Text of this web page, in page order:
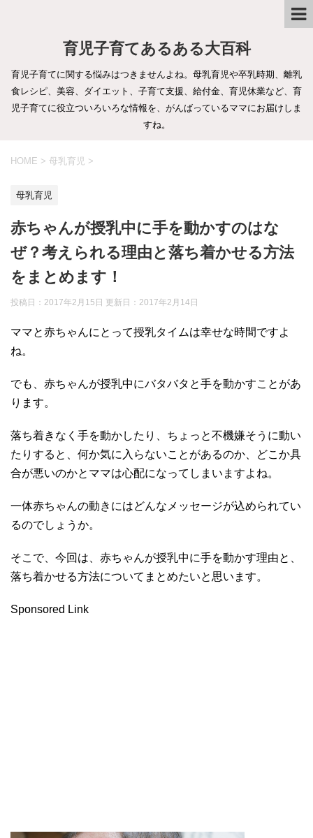
育児子育てあるある大百科
育児子育てに関する悩みはつきませんよね。母乳育児や卒乳時期、離乳
食レシピ、美容、ダイエット、子育て支援、給付金、育児休業など、育
児子育てに役立ついろいろな情報を、がんばっているママにお届けしま
すね。
HOME > 母乳育児 >
母乳育児
赤ちゃんが授乳中に手を動かすのはな
ぜ？考えられる理由と落ち着かせる方法
をまとめます！
投稿日：2017年2月15日 更新日： 2017年2月14日
ママと赤ちゃんにとって授乳タイムは幸せな時間ですよ
ね。
でも、赤ちゃんが授乳中にバタバタと手を動かすことがあ
ります。
落ち着きなく手を動かしたり、ちょっと不機嫌そうに動い
たりすると、何か気に入らないことがあるのか、どこか具
合が悪いのかとママは心配になってしまいますよね。
一体赤ちゃんの動きにはどんなメッセージが込められてい
るのでしょうか。
そこで、今回は、赤ちゃんが授乳中に手を動かす理由と、
落ち着かせる方法についてまとめたいと思います。
Sponsored Link